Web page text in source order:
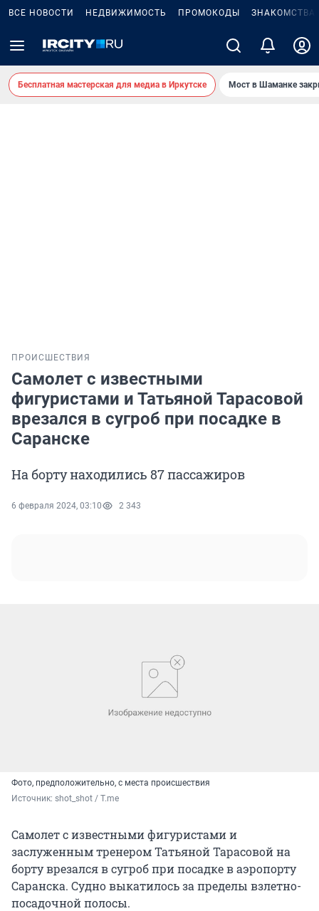
ВСЕ НОВОСТИ НЕДВИЖИМОСТЬ ПРОМОКОДЫ ЗНАКОМСТВА
Бесплатная мастерская для медиа в Иркутске Мост в Шаманке
ПРОИСШЕСТВИЯ
Самолет с известными
фигуристами и Татьяной Тарасовой
врезался в сугроб при посадке в
Саранске
На борту находились 87 пассажиров
6 февраля 2024, 03:10 2 343
Фото, предположительно, с места происшествия
Источник: shot_shot / T.me
Самолет с известными фигуристами и
заслуженным тренером Татьяной Тарасовой на
борту врезался в сугроб при посадке в аэропорту
Саранска. Судно выкатилось за пределы взлетно-
посадочной полосы.